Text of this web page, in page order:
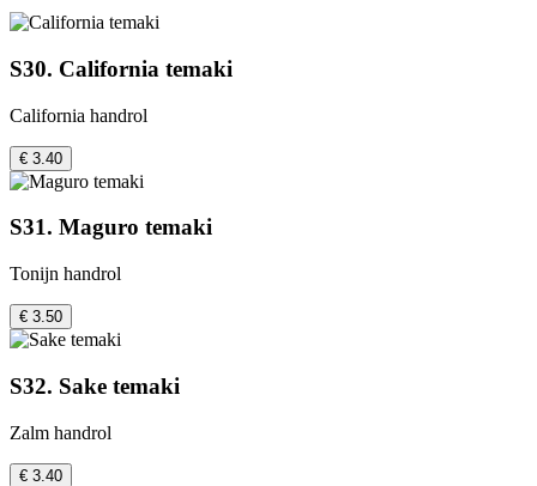
S30. California temaki
California handrol
€ 3.40
S31. Maguro temaki
Tonijn handrol
€ 3.50
S32. Sake temaki
Zalm handrol
€ 3.40